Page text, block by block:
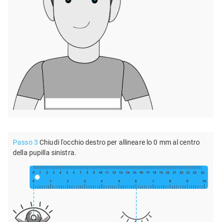
Passo 3 Chiudi l'occhio destro per allineare lo 0 mm al centro
della pupilla sinistra.